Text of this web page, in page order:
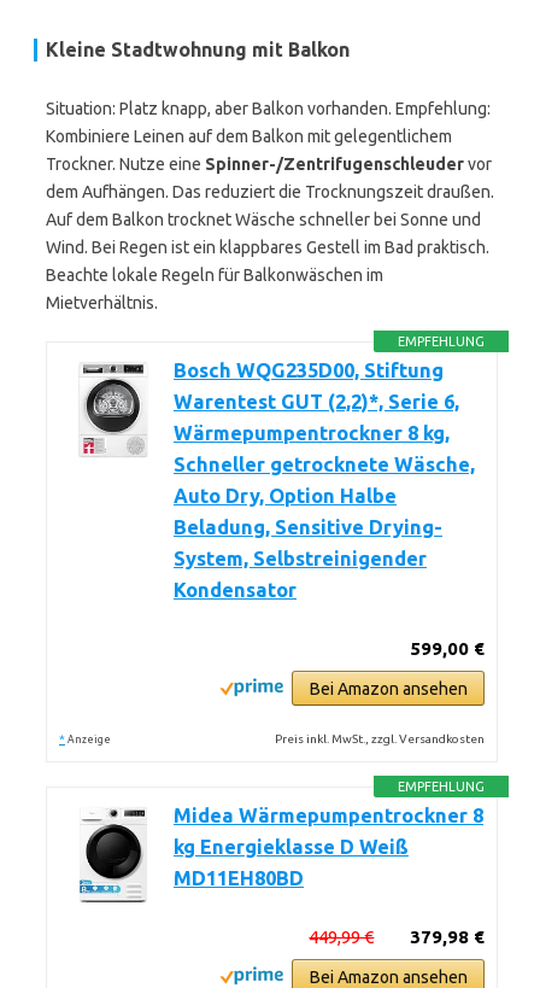
Kleine Stadtwohnung mit Balkon
Situation: Platz knapp, aber Balkon vorhanden. Empfehlung:
Kombiniere Leinen auf dem Balkon mit gelegentlichem
Trockner. Nutze eine Spinner-/Zentrifugenschleudervor
dem Aufhängen. Das reduziert die Trocknungszeit draußen.
Auf dem Balkon trocknet Wäsche schneller bei Sonne und
Wind. Bei Regen ist ein klappbares Gestell im Bad praktisch.
Beachte lokale Regeln für Balkonwäschen im
Mietverhältnis.
EMPFEHLUNG
Bosch WQG235D00, Stiftung
Warentest GUT (2,2)*, Serie 6,
Wärmepumpentrockner 8 kg,
Schneller getrocknete Wäsche,
Auto Dry, Option Halbe
Beladung, Sensitive Drying-
System, Selbstreinigender
Kondensator
599,00 €
Bei Amazon ansehen
* Anzeige Preis inkl. MwSt., zzgl. Versandkosten
EMPFEHLUNG
Midea Wärmepumpentrockner 8
kg Energieklasse D Weiß
MD11EH80BD
379,98 €
449,99 €
Bei Amazon ansehen